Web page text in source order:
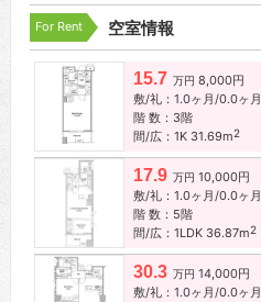
For Rent 空室情報
15.7 万円 8,000円
敷/礼：1.0ヶ月/0.0ヶ月
階 数：3階
間/広：1K 31.69m2
17.9 万円 10,000円
敷/礼：1.0ヶ月/0.0ヶ月
階 数：5階
間/広：1LDK 36.87m2
30.3 万円 14,000円
敷/礼：1.0ヶ月/0.0ヶ月